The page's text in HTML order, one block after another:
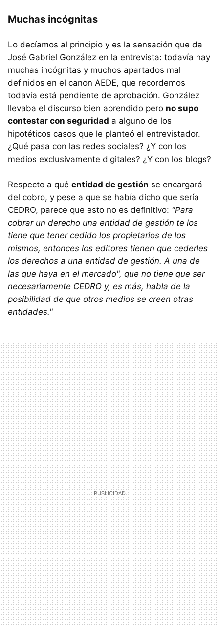
Muchas incógnitas
Lo decíamos al principio y es la sensación que da
José Gabriel González en la entrevista: todavía hay
muchas incógnitas y muchos apartados mal
definidos en el canon AEDE, que recordemos
todavía está pendiente de aprobación. González
llevaba el discurso bien aprendido pero no supo
contestar con seguridad a alguno de los
hipotéticos casos que le planteó el entrevistador.
¿Qué pasa con las redes sociales? ¿Y con los
medios exclusivamente digitales? ¿Y con los blogs?
Respecto a qué entidad de gestión se encargará
del cobro, y pese a que se había dicho que sería
CEDRO, parece que esto no es definitivo: "Para
cobrar un derecho una entidad de gestión te los
tiene que tener cedido los propietarios de los
mismos, entonces los editores tienen que cederles
los derechos a una entidad de gestión. A una de
las que haya en el mercado", que no tiene que ser
necesariamente CEDRO y, es más, habla de la
posibilidad de que otros medios se creen otras
entidades."